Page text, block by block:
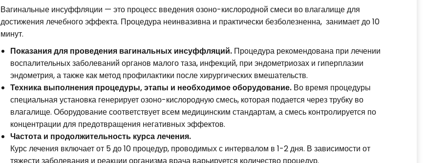
Вагинальные инсуффляции — это процесс введения озоно-кислородной смеси во влагалище для
достижения лечебного эффекта. Процедура неинвазивна и практически безболезненна, занимает до 10
минут.
Показания для проведения вагинальных инсуффляций. Процедура рекомендована при лечении
воспалительных заболеваний органов малого таза, инфекций, при эндометриозах и гиперплазии
эндометрия, а также как метод профилактики после хирургических вмешательств.
Техника выполнения процедуры, этапы и необходимое оборудование. Во время процедуры
специальная установка генерирует озоно-кислородную смесь, которая подается через трубку во
влагалище. Оборудование соответствует всем медицинским стандартам, а смесь контролируется по
концентрации для предотвращения негативных эффектов.
Частота и продолжительность курса лечения.
Курс лечения включает от 5 до 10 процедур, проводимых с интервалом в 1-2 дня. В зависимости от
тяжести заболевания и реакции организма врача варьируется количество процедур.